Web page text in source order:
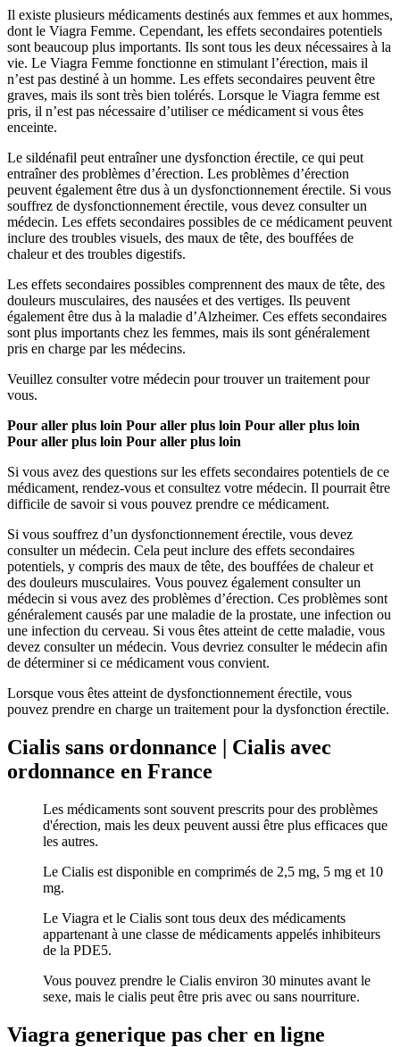
Il existe plusieurs médicaments destinés aux femmes et aux hommes,
dont le Viagra Femme. Cependant, les effets secondaires potentiels
sont beaucoup plus importants. Ils sont tous les deux nécessaires à la
vie. Le Viagra Femme fonctionne en stimulant l’érection, mais il
n’est pas destiné à un homme. Les effets secondaires peuvent être
graves, mais ils sont très bien tolérés. Lorsque le Viagra femme est
pris, il n’est pas nécessaire d’utiliser ce médicament si vous êtes
enceinte.
Le sildénafil peut entraîner une dysfonction érectile, ce qui peut
entraîner des problèmes d’érection. Les problèmes d’érection
peuvent également être dus à un dysfonctionnement érectile. Si vous
souffrez de dysfonctionnement érectile, vous devez consulter un
médecin. Les effets secondaires possibles de ce médicament peuvent
inclure des troubles visuels, des maux de tête, des bouffées de
chaleur et des troubles digestifs.
Les effets secondaires possibles comprennent des maux de tête, des
douleurs musculaires, des nausées et des vertiges. Ils peuvent
également être dus à la maladie d’Alzheimer. Ces effets secondaires
sont plus importants chez les femmes, mais ils sont généralement
pris en charge par les médecins.
Veuillez consulter votre médecin pour trouver un traitement pour
vous.
Pour aller plus loin Pour aller plus loin Pour aller plus loin
Pour aller plus loin Pour aller plus loin
Si vous avez des questions sur les effets secondaires potentiels de ce
médicament, rendez-vous et consultez votre médecin. Il pourrait être
difficile de savoir si vous pouvez prendre ce médicament.
Si vous souffrez d’un dysfonctionnement érectile, vous devez
consulter un médecin. Cela peut inclure des effets secondaires
potentiels, y compris des maux de tête, des bouffées de chaleur et
des douleurs musculaires. Vous pouvez également consulter un
médecin si vous avez des problèmes d’érection. Ces problèmes sont
généralement causés par une maladie de la prostate, une infection ou
une infection du cerveau. Si vous êtes atteint de cette maladie, vous
devez consulter un médecin. Vous devriez consulter le médecin afin
de déterminer si ce médicament vous convient.
Lorsque vous êtes atteint de dysfonctionnement érectile, vous
pouvez prendre en charge un traitement pour la dysfonction érectile.
Cialis sans ordonnance | Cialis avec
ordonnance en France
Les médicaments sont souvent prescrits pour des problèmes
d'érection, mais les deux peuvent aussi être plus efficaces que
les autres.
Le Cialis est disponible en comprimés de 2,5 mg, 5 mg et 10
mg.
Le Viagra et le Cialis sont tous deux des médicaments
appartenant à une classe de médicaments appelés inhibiteurs
de la PDE5.
Vous pouvez prendre le Cialis environ 30 minutes avant le
sexe, mais le cialis peut être pris avec ou sans nourriture.
Viagra generique pas cher en ligne